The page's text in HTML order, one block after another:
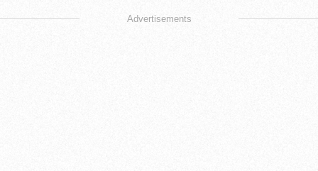
Advertisements